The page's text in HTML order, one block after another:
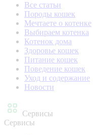
Все статьи
Породы кошек
Мечтаете о котенке
Выбираем котенка
Котенок дома
Здоровье кошек
Питание кошек
Поведение кошек
Уход и содержание
Новости
Сервисы
Сервисы